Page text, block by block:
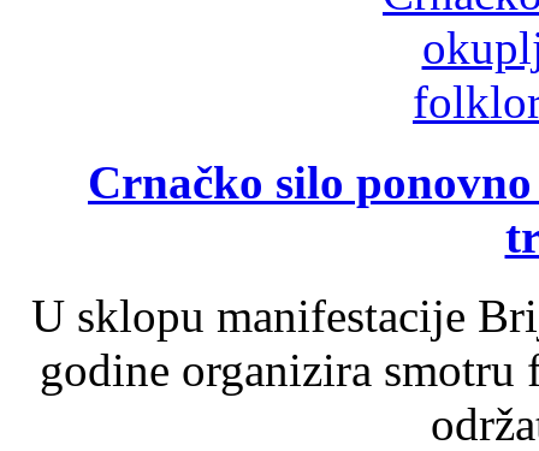
Crnačko silo
U sklopu manifestacije
godine organizira